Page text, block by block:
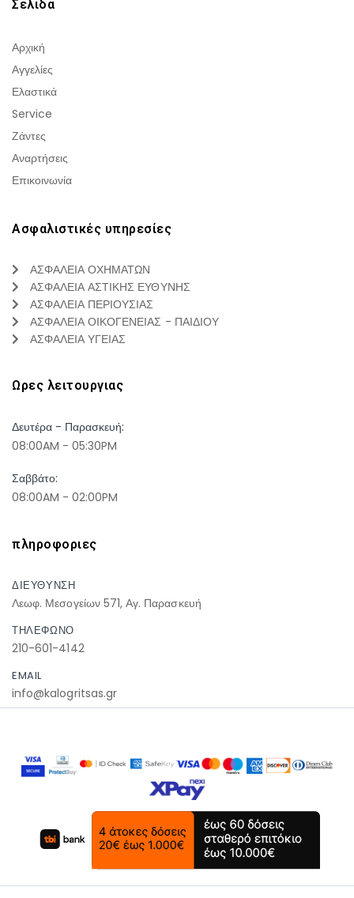
Σελιδα
Αρχική
Αγγελίες
Ελαστικά
Service
Ζάντες
Αναρτήσεις
Επικοινωνία
Ασφαλιστικές υπηρεσίες
ΑΣΦΑΛΕΙΑ ΟΧΗΜΑΤΩΝ
ΑΣΦΑΛΕΙΑ ΑΣΤΙΚΗΣ ΕΥΘΥΝΗΣ
ΑΣΦΑΛΕΙΑ ΠΕΡΙΟΥΣΙΑΣ
ΑΣΦΑΛΕΙΑ ΟΙΚΟΓΕΝΕΙΑΣ - ΠΑΙΔΙΟΥ
ΑΣΦΑΛΕΙΑ ΥΓΕΙΑΣ
Ωρες λειτουργιας
Δευτέρα - Παρασκευή:
08:00AM - 05:30PM
Σαββάτο:
08:00AM - 02:00PM
πληροφοριες
ΔΙΕΥΘΥΝΣΗ
Λεωφ. Μεσογείων 571, Αγ. Παρασκευή
ΤΗΛΕΦΩΝΟ
210-601-4142
EMAIL
info@kalogritsas.gr